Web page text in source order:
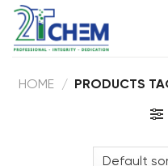
Skip
content
HOME / PRODUCTS